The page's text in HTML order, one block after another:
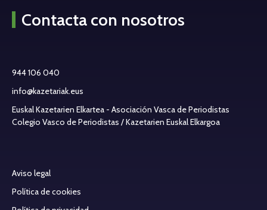
Contacta con nosotros
944 106 040
info@kazetariak.eus
Euskal Kazetarien Elkartea - Asociación Vasca de Periodistas
Colegio Vasco de Periodistas / Kazetarien Euskal Elkargoa
Aviso legal
Política de cookies